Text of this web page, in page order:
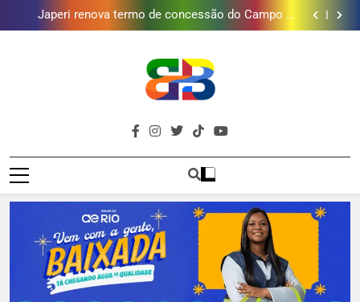
Lins em Nova Iguaçu neste fim de semana
Japeri renova termo de concessão do Campo de
Golfe e fortalece projeto que atende 140 crianças
mais combina com ele
Lins em Nova Iguaçu neste fim de semana
Japeri renova termo de concessão do Campo de
Golfe e fortalece projeto que atende 140 crianças
Duque de Caxias: modernização de estação de
tratamento reforça abastecimento de água
Guanabara tem diversas opções de vinhos para
mais combina com ele
Lins em Nova Iguaçu neste fim de semana
Brava
Baixada
Baixada Fluminense Em Destaque!